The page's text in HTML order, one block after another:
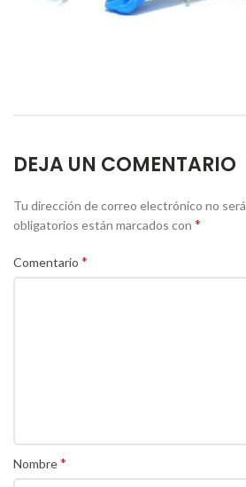
DEJA UN COMENTARIO
Tu dirección de correo electrónico no
obligatorios están marcados con *
Comentario *
Nombre*